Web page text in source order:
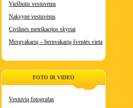
Viešbutis vestuvėms
Nakvynė vestuvėms
Civilinės metrikacijos skyriai
Mergvakarių – bernvakarių šventės vieta
FOTO IR VIDEO
Vestuvių fotografas